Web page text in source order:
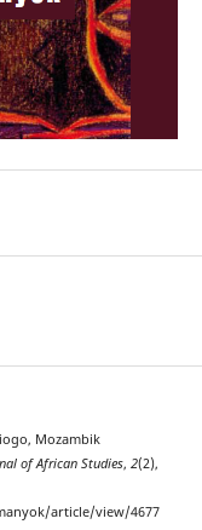
Mozambik
of African Studies, 2(2),
article/view/4677